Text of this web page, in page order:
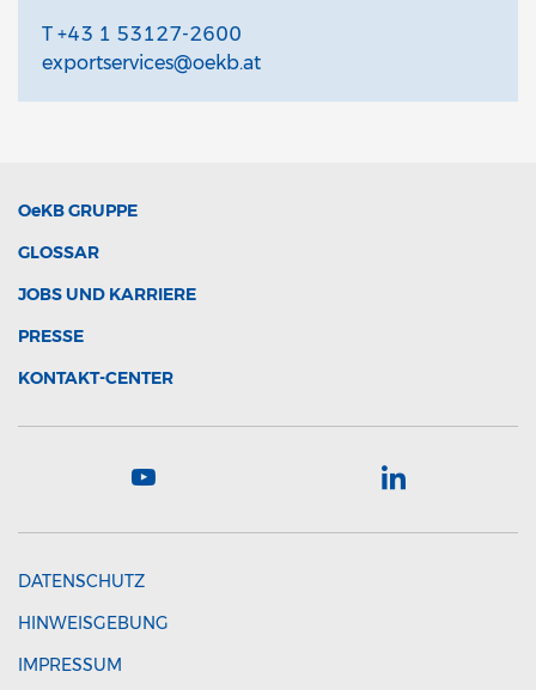
T +43 1 53127-2600
exportservices@oekb.at
OeKBGRUPPE
GLOSSAR
JOBS UND KARRIERE
PRESSE
KONTAKT-CENTER
DATENSCHUTZ
HINWEISGEBUNG
IMPRESSUM